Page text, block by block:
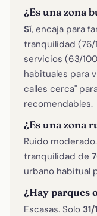
¿Es una zona
Sí, encaja para
tranquilidad (76/
servicios (63/
habituales para
calles cerca"
recomendables.
¿Es una zona
Ruido
tranquilidad de
urbano habitual
¿Hay parques
Escasas. Solo